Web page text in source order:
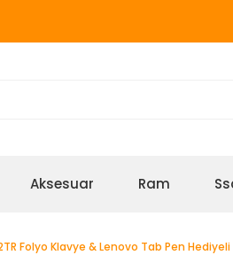
Aksesuar Ram
Folyo Klavye & Lenovo Tab Pen Hediyeli